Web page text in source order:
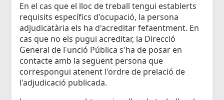
En el cas que el lloc de treball tengui establerts
requisits específics d'ocupació, la persona
adjudicatària els ha d'acreditar fefaentment. En
cas que no els pugui acreditar, la Direcció
General de Funció Pública s'ha de posar en
contacte amb la següent persona que
correspongui atenent l'ordre de prelació de
l'adjudicació publicada.